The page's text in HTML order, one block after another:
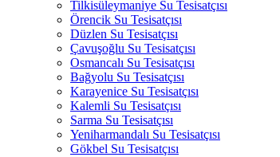
Tilkisüleymaniye Su Tesisatçısı
Örencik Su Tesisatçısı
Düzlen Su Tesisatçısı
Çavuşoğlu Su Tesisatçısı
Osmancalı Su Tesisatçısı
Bağyolu Su Tesisatçısı
Karayenice Su Tesisatçısı
Kalemli Su Tesisatçısı
Sarma Su Tesisatçısı
Yeniharmandalı Su Tesisatçısı
Gökbel Su Tesisatçısı